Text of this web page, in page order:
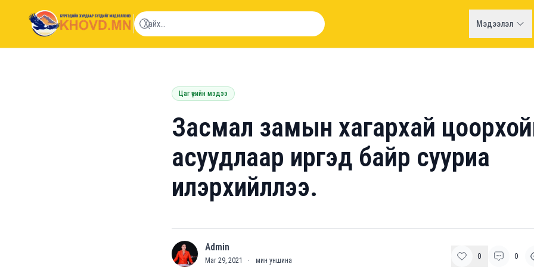
khovd.mn
Мэдээлэл
Цаг үеийн мэдээ
Засмал замын хагархай
асуудлаар иргэд байр сууриа
илэрхийллээ.
A Admin
Mar 29, 2021 · мин уншина 0 0